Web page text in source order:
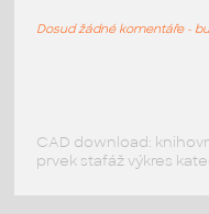
Lego
Dosud žádné komentáře -
CAD download:
prvek stafáž výkres